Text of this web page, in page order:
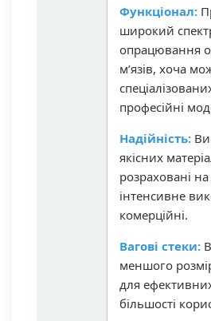
Функціонал:
широкий
опрацювання
м’язів, хоча
професійні
Надійність:
якісних
розраховані
інтенсивне
комерційні.
Вагові стеки:
меншого
для
більшості